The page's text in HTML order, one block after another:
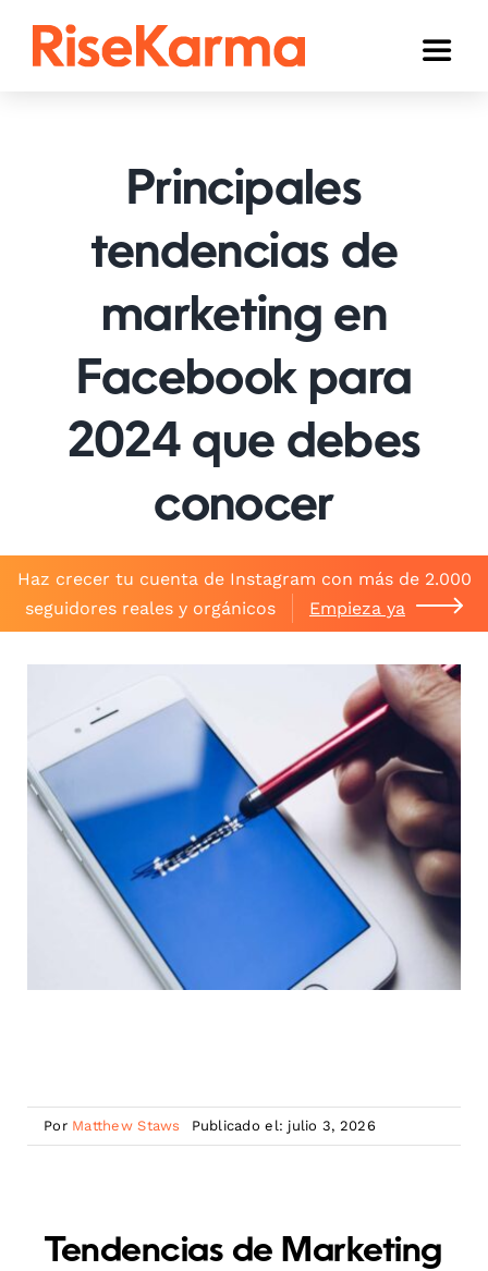
Toggle
Facebook
Twitter (𝕏)
Otros
Carrito
Principales
tendencias de
marketing en
Facebook para
2024 que debes
conocer
Haz crecer tu cuenta de Instagram con más de 2.000
seguidores reales y orgánicos
Empieza ya
Por Matthew Staws Publicado el: julio 3, 2026
Tendencias de Marketing